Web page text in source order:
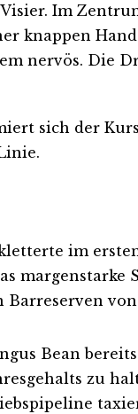
Im
knappen
nervös. Die
sich der
im
margenstarke
Bean
zu